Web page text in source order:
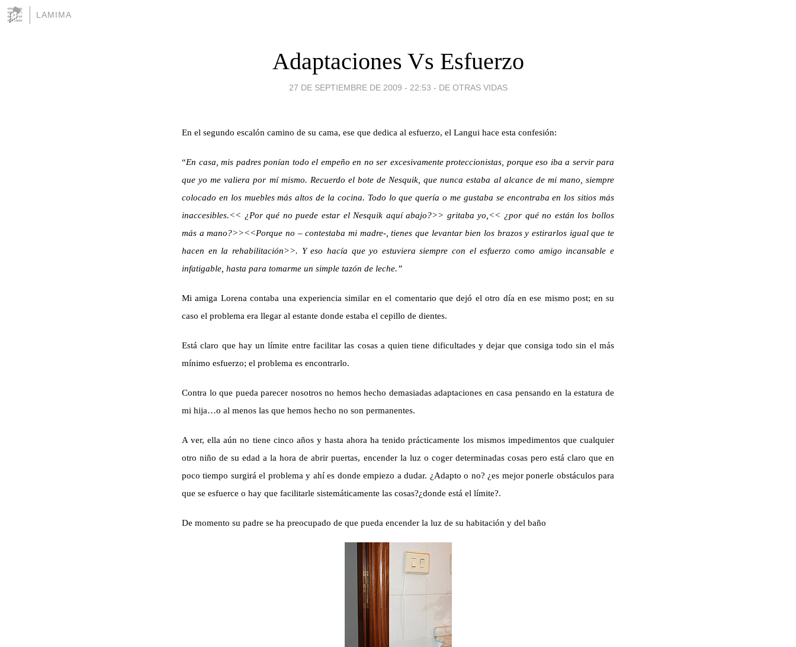
LAMIMA
Adaptaciones Vs Esfuerzo
27 DE SEPTIEMBRE DE 2009 - 22:53 - DE OTRAS VIDAS
En el segundo escalón camino de su cama, ese que dedica al esfuerzo, el Langui hace esta confesión:
“En casa, mis padres ponían todo el empeño en no ser excesivamente proteccionistas, porque eso iba a servir para
que yo me valiera por mí mismo. Recuerdo el bote de Nesquik, que nunca estaba al alcance de mi mano, siempre
colocado en los muebles más altos de la cocina. Todo lo que quería o me gustaba se encontraba en los sitios más
inaccesibles.<< ¿Por qué no puede estar el Nesquik aquí abajo?>> gritaba yo,<< ¿por qué no están los bollos
más a mano?>><<Porque no – contestaba mi madre-, tienes que levantar bien los brazos y estirarlos igual que te
hacen en la rehabilitación>>. Y eso hacía que yo estuviera siempre con el esfuerzo como amigo incansable e
infatigable, hasta para tomarme un simple tazón de leche.”
Mi amiga Lorena contaba una experiencia similar en el comentario que dejó el otro día en ese mismo post; en su
caso el problema era llegar al estante donde estaba el cepillo de dientes.
Está claro que hay un límite entre facilitar las cosas a quien tiene dificultades y dejar que consiga todo sin el más
mínimo esfuerzo; el problema es encontrarlo.
Contra lo que pueda parecer nosotros no hemos hecho demasiadas adaptaciones en casa pensando en la estatura de
mi hija…o al menos las que hemos hecho no son permanentes.
A ver, ella aún no tiene cinco años y hasta ahora ha tenido prácticamente los mismos impedimentos que cualquier
otro niño de su edad a la hora de abrir puertas, encender la luz o coger determinadas cosas pero está claro que en
poco tiempo surgirá el problema y ahí es donde empiezo a dudar. ¿Adapto o no? ¿es mejor ponerle obstáculos para
que se esfuerce o hay que facilitarle sistemáticamente las cosas?¿donde está el límite?.
De momento su padre se ha preocupado de que pueda encender la luz de su habitación y del baño